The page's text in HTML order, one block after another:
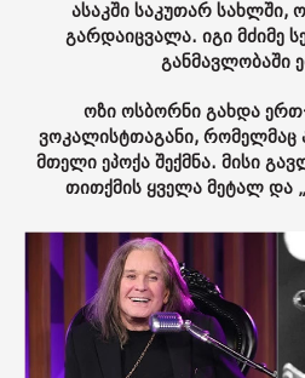
ასაკში საკუთარ სახლში,
გარდაიცვალა. იგი მძიმე
განმავლობაში
ოზი ოსბორნი გახდა
ვოკალისტთაგანი, რომელმაც
მთელი ეპოქა შექმნა. მისი
თითქმის ყველა მეტალ და